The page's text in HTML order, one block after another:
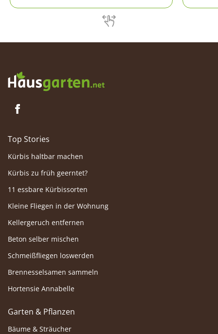
Aspekten rund um die sachkundige Pflege.
Top Stories
Kürbis haltbar machen
Kürbis zu früh geerntet?
11 essbare Kürbissorten
Kleine Fliegen in der Wohnung
Kellergeruch entfernen
Beton selber mischen
Schmeißfliegen loswerden
Brennesselsamen sammeln
Hortensie Annabelle
Garten & Pflanzen
Bäume & Sträucher